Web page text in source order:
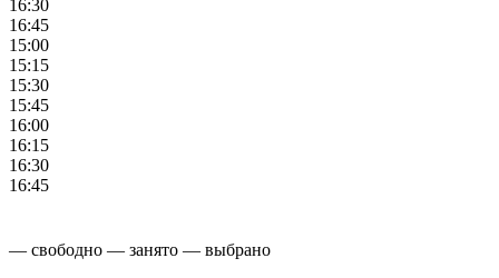
16:30
16:45
15:00
15:15
15:30
15:45
16:00
16:15
16:30
16:45
— свободно — занято — выбрано